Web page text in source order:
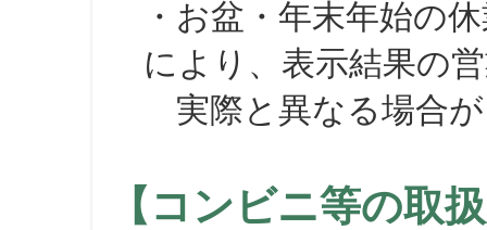
・お盆・年末年始の
により、表示結果の
実際と異なる場合が
【コンビニ等の取